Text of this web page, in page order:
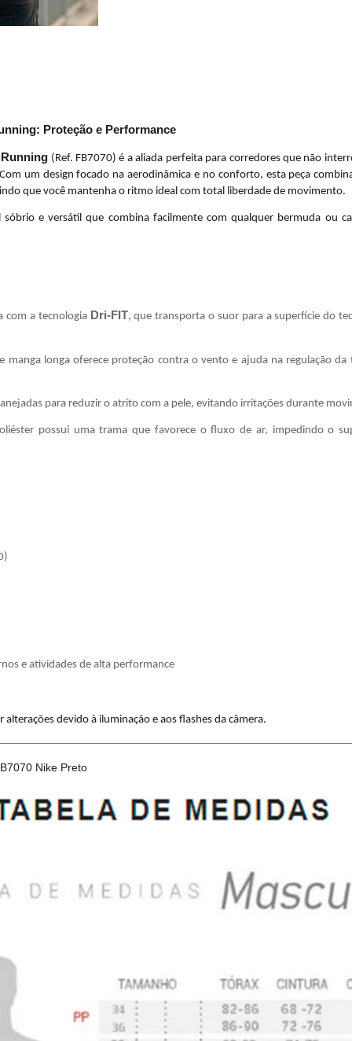
Proteção e Performance
(Ref. FB7070) é a aliada perfeita para corredores que não
um design focado na aerodinâmica e no conforto, esta peça
que você mantenha o ritmo ideal com total liberdade de movimento.
e versátil que combina facilmente com qualquer bermuda ou
com a tecnologia Dri-FIT, que transporta o suor para a superfície do
manga longa oferece proteção contra o vento e ajuda na regulação
para reduzir o atrito com a pele, evitando irritações durante
possui uma trama que favorece o fluxo de ar, impedindo o
e atividades de alta performance
devido à iluminação e aos flashes da câmera.
Nike Preto